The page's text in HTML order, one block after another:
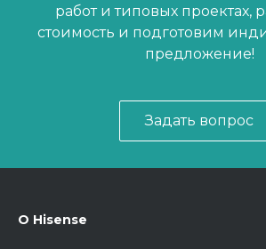
работ и типовых проектах,
стоимость и подготовим
предложение!
Задать вопрос
О Hisense